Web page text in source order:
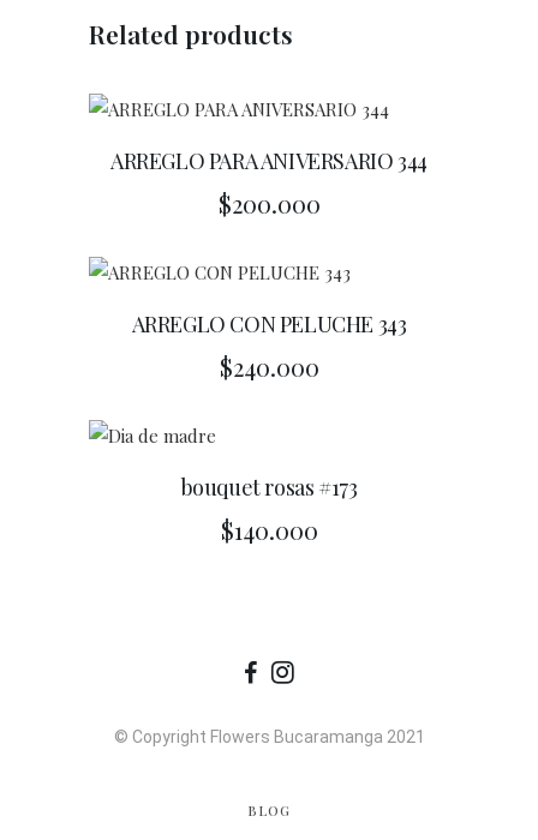
Related products
ARREGLO PARA ANIVERSARIO 344
$200.000
ARREGLO CON PELUCHE 343
$240.000
bouquet rosas #173
$140.000
© Copyright Flowers Bucaramanga 2021
BLOG